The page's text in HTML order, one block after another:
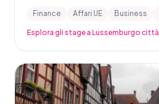
Finance Affari UE Business
Esplora gli stage a Lussemburgo città